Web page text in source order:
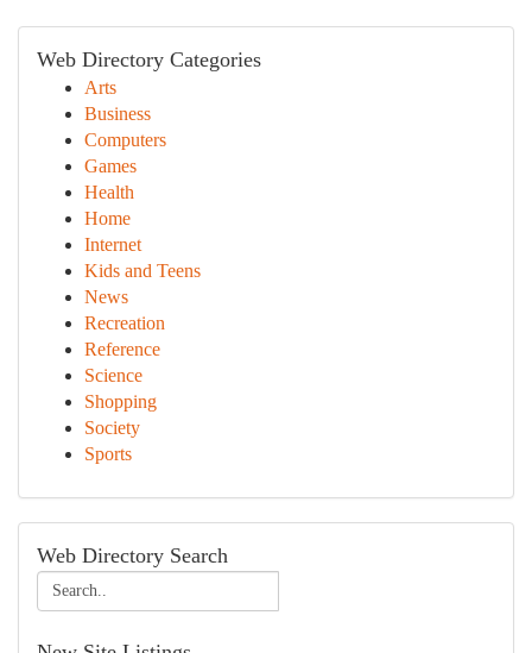
Web Directory Categories
Arts
Business
Computers
Games
Health
Home
Internet
Kids and Teens
News
Recreation
Reference
Science
Shopping
Society
Sports
Web Directory Search